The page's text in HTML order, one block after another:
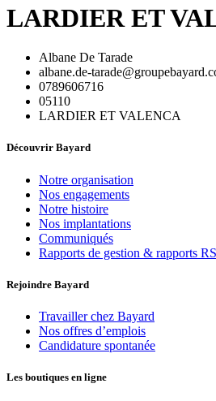
LARDIER ET
Albane De Tarade
albane.de-
0789606716
05110
LARDIER ET VALENCA
Découvrir Bayard
Notre organisation
Nos engagements
Notre histoire
Nos implantations
Communiqués
Rapports de gestion & rapports
Rejoindre Bayard
Travailler chez Bayard
Nos offres d’emplois
Candidature spontanée
Les boutiques en ligne